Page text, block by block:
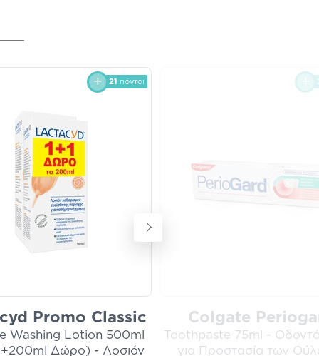
21 πόντοι
Promo Classic
Washing Lotion 500ml
Δώρο) - Λοσιόν
Colgate
Toothpaste 75ml -
για Προστασία των